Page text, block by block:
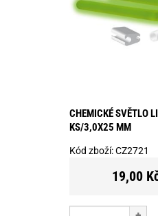
CHEMICKÉ SVĚTLO
KS/3,0X25 MM
Kód zboží:CZ2721
19,00